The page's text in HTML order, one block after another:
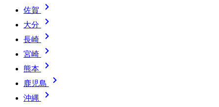
佐賀 
大分 
長崎 
宮崎 
熊本 
鹿児島 
沖縄
